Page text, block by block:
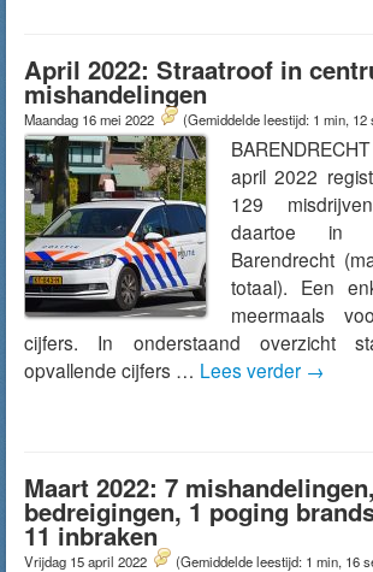
April 2022: Straatroof in
mishandelingen
Maandag 16 mei 2022 (Gemiddelde leestijd: 1 min, 12
april 2022
129
daartoe in
Barendrecht
totaal). Een
meermaals
cijfers. In onderstaand overzicht
opvallende cijfers … Lees verder →
Maart 2022: 7
bedreigingen, 1 poging
11 inbraken
Vrijdag 15 april 2022 (Gemiddelde leestijd: 1 min, 16